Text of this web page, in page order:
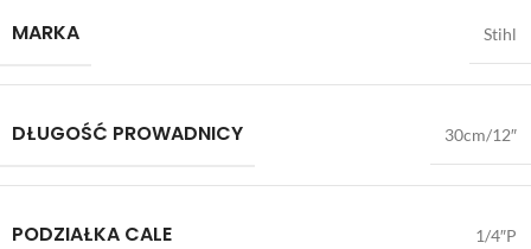
MARKA Stihl
DŁUGOŚĆ PROWADNICY 30cm/12″
PODZIAŁKA CALE 1/4″P